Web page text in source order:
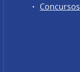
Concursos